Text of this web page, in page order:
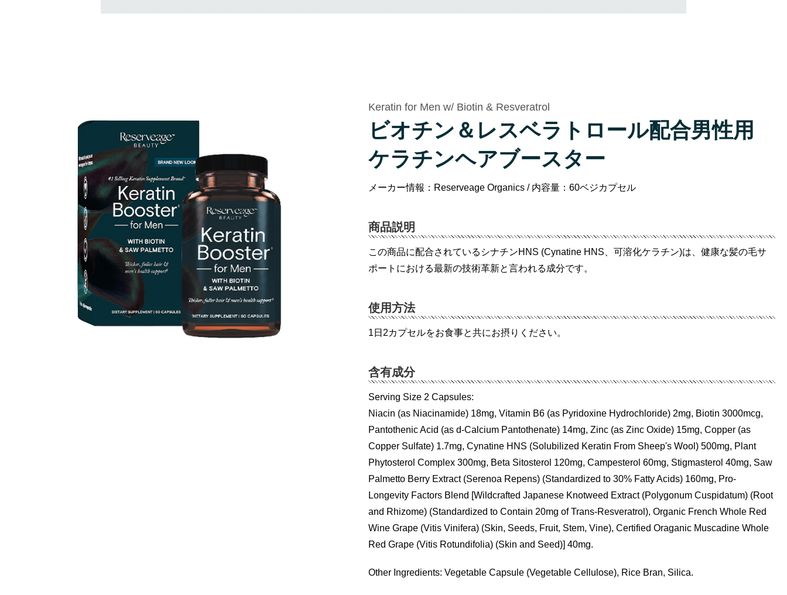
Keratin for Men w/ Biotin & Resveratrol
ビオチン＆レスベラトロール配合男性用
ケラチンヘアブースター
メーカー情報：Reserveage Organics / 内容量：60ベジカプセル
商品説明
この商品に配合されているシナチンHNS (Cynatine HNS、可溶化ケラチン)は、健康な髪の毛サ
ポートにおける最新の技術革新と言われる成分です。
使用方法
1日2カプセルをお食事と共にお摂りください。
含有成分
Serving Size 2 Capsules:
Niacin (as Niacinamide) 18mg, Vitamin B6 (as Pyridoxine Hydrochloride) 2mg, Biotin 3000mcg,
Pantothenic Acid (as d-Calcium Pantothenate) 14mg, Zinc (as Zinc Oxide) 15mg, Copper (as
Copper Sulfate) 1.7mg, Cynatine HNS (Solubilized Keratin From Sheep's Wool) 500mg, Plant
Phytosterol Complex 300mg, Beta Sitosterol 120mg, Campesterol 60mg, Stigmasterol 40mg, Saw
Palmetto Berry Extract (Serenoa Repens) (Standardized to 30% Fatty Acids) 160mg, Pro-
Longevity Factors Blend [Wildcrafted Japanese Knotweed Extract (Polygonum Cuspidatum) (Root
and Rhizome) (Standardized to Contain 20mg of Trans-Resveratrol), Organic French Whole Red
Wine Grape (Vitis Vinifera) (Skin, Seeds, Fruit, Stem, Vine), Certified Oraganic Muscadine Whole
Red Grape (Vitis Rotundifolia) (Skin and Seed)] 40mg.
Other Ingredients: Vegetable Capsule (Vegetable Cellulose), Rice Bran, Silica.